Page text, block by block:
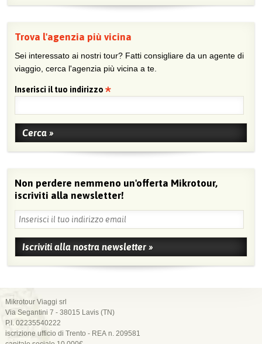
Trova l'agenzia più vicina
Sei interessato ai nostri tour? Fatti consigliare da un agente di
viaggio, cerca l'agenzia più vicina a te.
Inserisci il tuo indirizzo
Non perdere nemmeno un'offerta Mikrotour,
iscriviti alla newsletter!
Mikrotour Viaggi srl
Via Segantini 7 - 38015 Lavis (TN)
P.I. 02235540222
iscrizione ufficio di Trento - REA n. 209581